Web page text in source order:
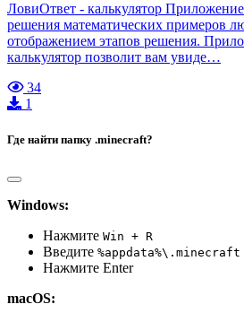
ЛовиОтвет - калькулятор Приложение
решения математических примеров
отображением этапов решения.
калькулятор позволит вам увиде…
34
1
Где найти папку .minecraft?
Windows:
Нажмите Win + R
Введите %appdata%\.minecraft
Нажмите Enter
macOS: